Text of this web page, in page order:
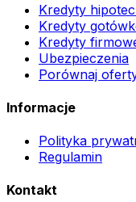
Kredyty
Kredyty
Kredyty
Ubezpieczenia
Porównaj
Informacje
Polityka
Regulamin
Kontakt